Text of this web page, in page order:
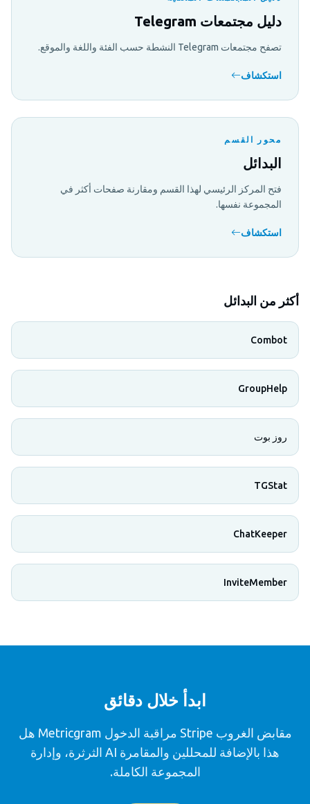
دليل مجتمعات Telegram
تصفح مجتمعات Telegram النشطة حسب الفئة واللغة والموقع.
استكشاف
محور القسم
البدائل
فتح المركز الرئيسي لهذا القسم ومقارنة صفحات أكثر في
المجموعة نفسها.
استكشاف
أكثر من البدائل
Combot
GroupHelp
روز بوت
TGStat
ChatKeeper
InviteMember
ابدأ خلال دقائق
مقابض الغروب Stripe مراقبة الدخول Metricgram هل
هذا بالإضافة للمحللين والمقامرة AI الثرثرة، وإدارة
المجموعة الكاملة.